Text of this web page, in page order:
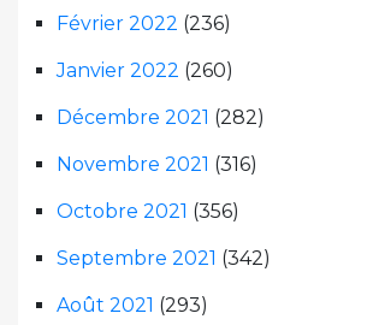
Février 2022 (236)
Janvier 2022 (260)
Décembre 2021 (282)
Novembre 2021 (316)
Octobre 2021 (356)
Septembre 2021 (342)
Août 2021 (293)